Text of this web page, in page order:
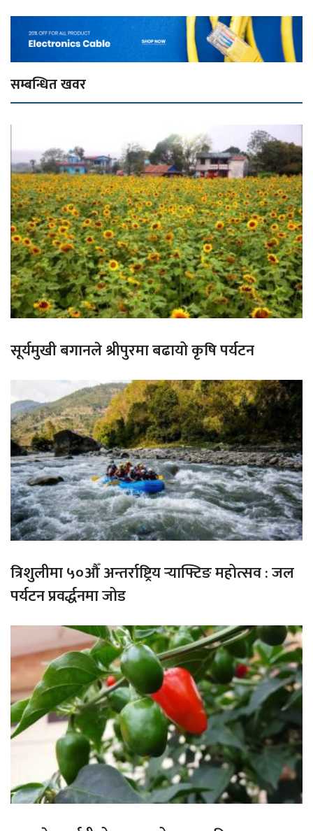
सम्बन्धित खवर
सूर्यमुखी बगानले श्रीपुरमा बढायो कृषि पर्यटन
त्रिशुलीमा ५०औँ अन्तर्राष्ट्रिय र्‍याफ्टिङ महोत्सव : जल
पर्यटन प्रवर्द्धनमा जोड